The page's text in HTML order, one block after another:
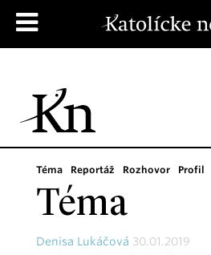
Téma Reportáž Rozhovor Profil
Téma
Denisa Lukáčová 30.01.2019